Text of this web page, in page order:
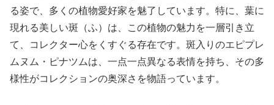
る姿で、多くの植物愛好家を魅了しています。特に、葉に
現れる美しい斑（ふ）は、この植物の魅力を一層引き立
て、コレクター心をくすぐる存在です。斑入りのエピプレ
ムヌム・ピナツムは、一点一点異なる表情を持ち、その多
様性がコレクションの奥深さを物語っています。